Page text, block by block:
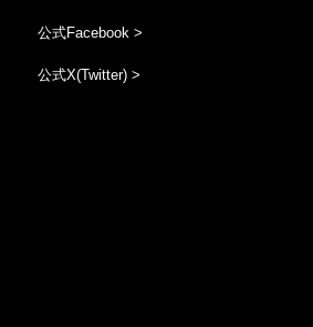
公式Facebook >
公式X(Twitter) >